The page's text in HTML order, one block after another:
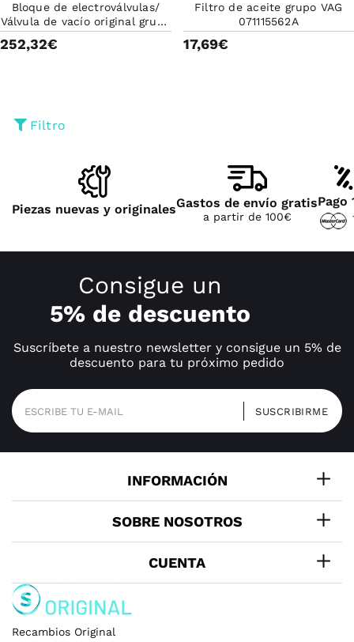
Bloque de electroválvulas/
Válvula de vacío original grupo
VAG 6Q0906625E
252,32€
Filtro de aceite grupo VAG
071115562A
17,69€
Filtro
Piezas nuevas y originalesGastos de envío gratis
a partir de 100€
Pago
Consigue un
5% de descuento
Suscríbete a nuestro newsletter y consigue un 5% de
descuento para tu próximo pedido
INFORMACIÓN
SOBRE NOSOTROS
CUENTA
Recambios Original